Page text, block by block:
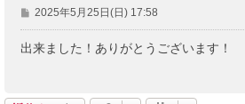
投
稿
記
2025年5月25日(日) 17:58
出来ました！ありがとうございます！